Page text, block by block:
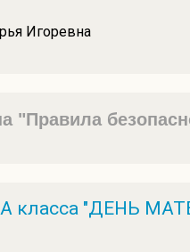
Игоревна
"Правила
класса "ДЕНЬ